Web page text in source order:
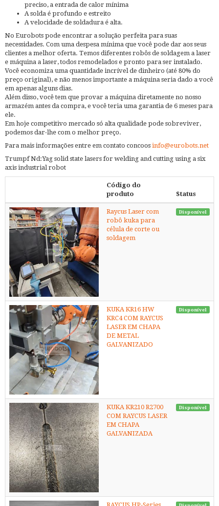
preciso, a entrada de calor mínima
A solda é profundo e estreito
A velocidade de soldadura é alta.
No Eurobots pode encontrar a solução perfeita para suas
necessidades. Com uma despesa mínima que você pode dar aos seus
clientes a melhor oferta. Temos diferentes robôs de soldagem a laser
e máquina a laser, todos remodelados e pronto para ser instalado.
Você economiza uma quantidade incrível de dinheiro (até 80% do
preço original), e não menos importante a máquina seria dado a você
em apenas alguns dias.
Além disso, você tem que provar a máquina diretamente no nosso
armazém antes da compra, e você teria uma garantia de 6 meses para
ele.
Em hoje competitivo mercado só alta qualidade pode sobreviver,
podemos dar-lhe com o melhor preço.
Para mais informações entre em contato concoos info@eurobots.net
Trumpf Nd:Yag solid state lasers for welding and cutting using a six
axis industrial robot
Código do
produto
Status
Raycus Laser com
robô kuka para
célula de corte ou
soldagem
Disponível
KUKA KR16 HW
KRC4 COM RAYCUS
LASER EM CHAPA
DE METAL
GALVANIZADO
Disponível
KUKA KR210 R2700
COM RAYCUS LASER
EM CHAPA
GALVANIZADA
Disponível
RAYCUS HP-Series